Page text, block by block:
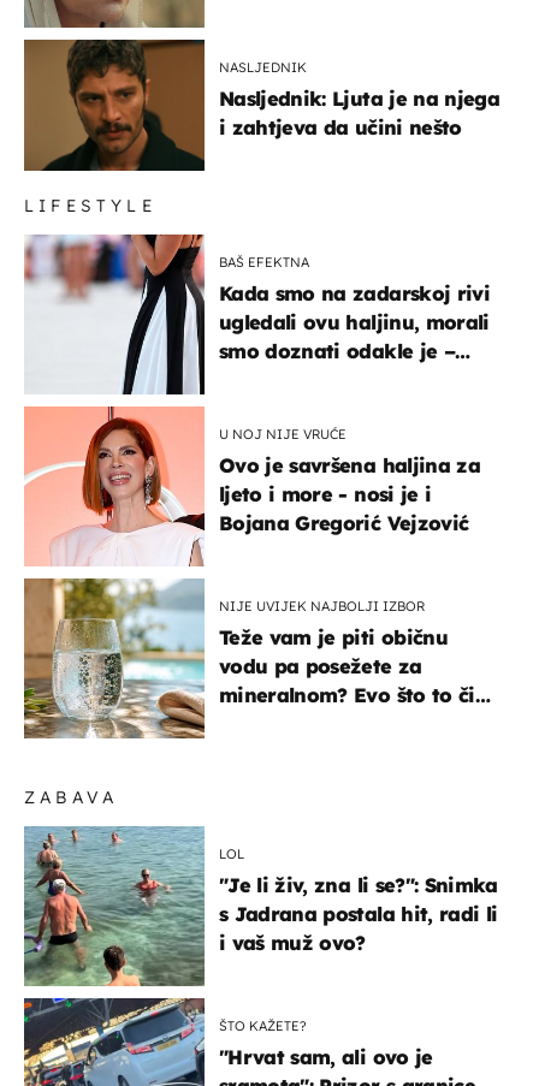
ZABAVA
LOL
"Je li živ, zna li se?": Snimka
s Jadrana postala hit, radi li
i vaš muž ovo?
ŠTO KAŽETE?
"Hrvat sam, ali ovo je
NASLJEDNIK
Nasljednik: Ljuta je na njega
i zahtjeva da učini nešto
LIFESTYLE
BAŠ EFEKTNA
Kada smo na zadarskoj rivi
ugledali ovu haljinu, morali
smo doznati odakle je –
U NOJ NIJE VRUĆE
Ovo je savršena haljina za
ljeto i more - nosi je i
Bojana Gregorić Vejzović
NIJE UVIJEK NAJBOLJI IZBOR
Teže vam je piti običnu
vodu pa posežete za
mineralnom? Evo što to čini